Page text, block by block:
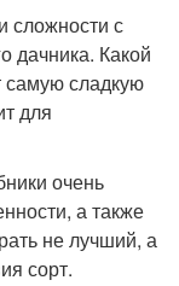
сложности с
дачника. Какой
самую сладкую
для
очень
а также
не лучший, а
сорт.